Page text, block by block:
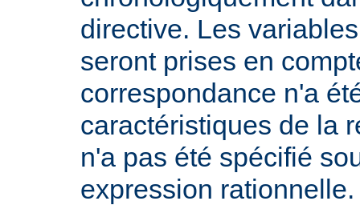
directive. Les
seront prises en
correspondance n'a
caractéristiques de la
n'a pas été spécifié
expression rationnelle.